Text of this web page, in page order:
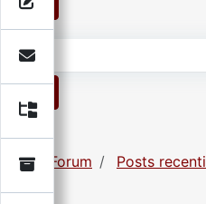
Vecchio Sito
Archivio
Forum Posts recenti